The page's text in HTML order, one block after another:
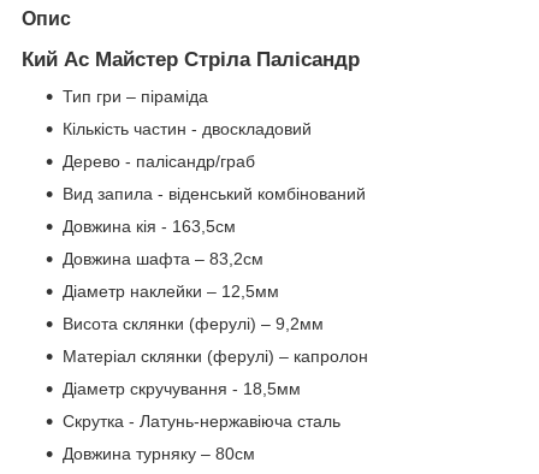
Опис
Кий Ас Майстер Стріла Палісандр
Тип гри – піраміда
Кількість частин - двоскладовий
Дерево - палісандр/граб
Вид запила - віденський комбінований
Довжина кія - 163,5см
Довжина шафта – 83,2см
Діаметр наклейки – 12,5мм
Висота склянки (ферулі) – 9,2мм
Матеріал склянки (ферулі) – капролон
Діаметр скручування - 18,5мм
Скрутка - Латунь-нержавіюча сталь
Довжина турняку – 80см